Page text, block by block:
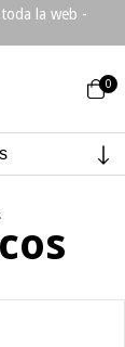
la web -
0